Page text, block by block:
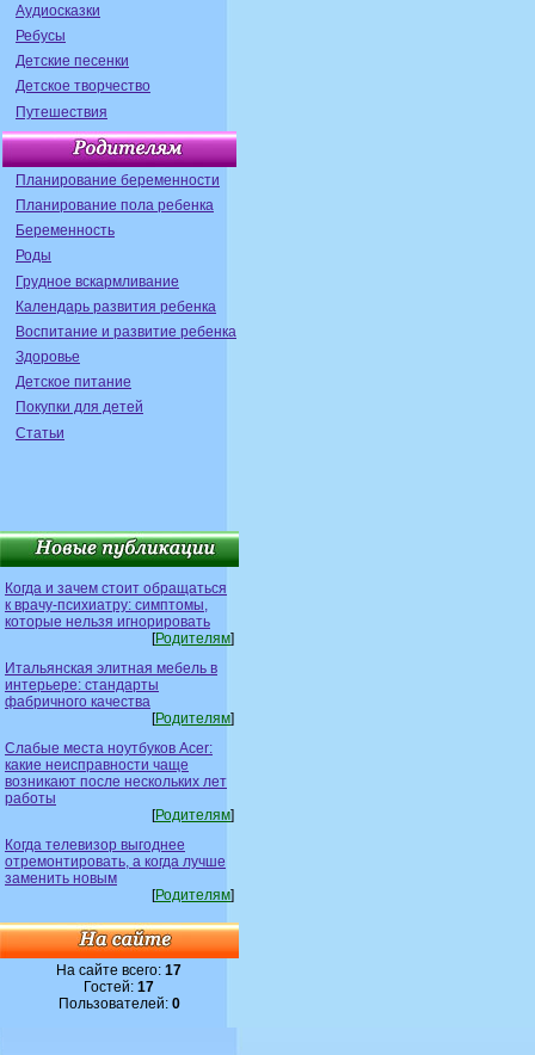
Аудиосказки
Ребусы
Детские песенки
Детское творчество
Путешествия
Планирование беременности
Планирование пола ребенка
Беременность
Роды
Грудное вскармливание
Календарь развития ребенка
Воспитание и развитие ребенка
Здоровье
Детское питание
Покупки для детей
Статьи
Когда и зачем стоит обращаться
к врачу-психиатру: симптомы,
которые нельзя игнорировать
[Родителям]
Итальянская элитная мебель в
интерьере: стандарты
фабричного качества
[Родителям]
Слабые места ноутбуков Acer:
какие неисправности чаще
возникают после нескольких лет
работы
[Родителям]
Когда телевизор выгоднее
отремонтировать, а когда лучше
заменить новым
[Родителям]
На сайте всего:17
Гостей:17
Пользователей: 0